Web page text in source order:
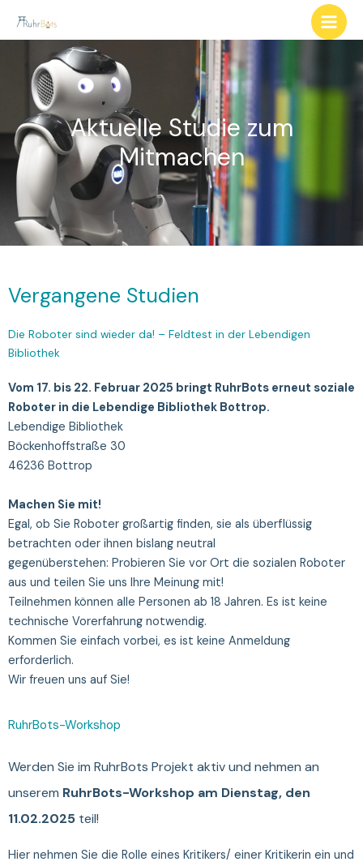
Aktuelle Studie zum
Mitmachen
Vergangene Studien
Die Roboter sind wieder da! – Feldtest in der Lebendigen
Bibliothek
Vom 17. bis 22. Februar 2025 bringt RuhrBots erneut soziale
Roboter in die Lebendige Bibliothek Bottrop.
Lebendige Bibliothek
Böckenhoffstraße 30
46236 Bottrop
Machen Sie mit!
Egal, ob Sie Roboter großartig finden, sie als überflüssig
betrachten oder ihnen bislang neutral
gegenüberstehen: Probieren Sie vor Ort die sozialen Roboter
aus und teilen Sie uns Ihre Meinung mit!
Teilnehmen können alle Personen ab 18 Jahren. Es ist keine
technische Vorerfahrung notwendig.
Kommen Sie einfach vorbei, es ist keine Anmeldung
erforderlich.
Wir freuen uns auf Sie!
RuhrBots-Workshop
Werden Sie im RuhrBots Projekt aktiv und nehmen an
unserem RuhrBots-Workshop am Dienstag, den
11.02.2025 teil!
Hier nehmen Sie die Rolle eines Kritikers/ einer Kritikerin ein und